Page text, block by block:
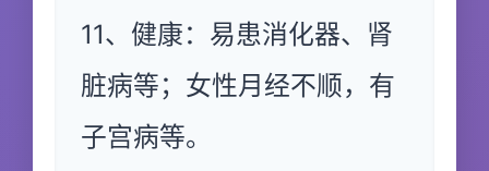
11、健康：易患消化器、肾
脏病等；女性月经不顺，有
子宫病等。